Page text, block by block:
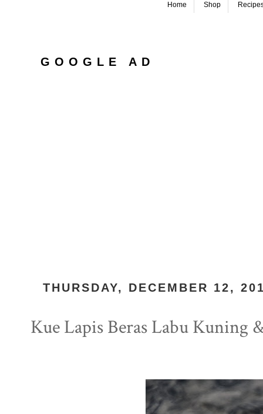
Home Shop
GOOGLE AD
THURSDAY, DECEMBER 12,
Kue Lapis Beras Labu Kuning